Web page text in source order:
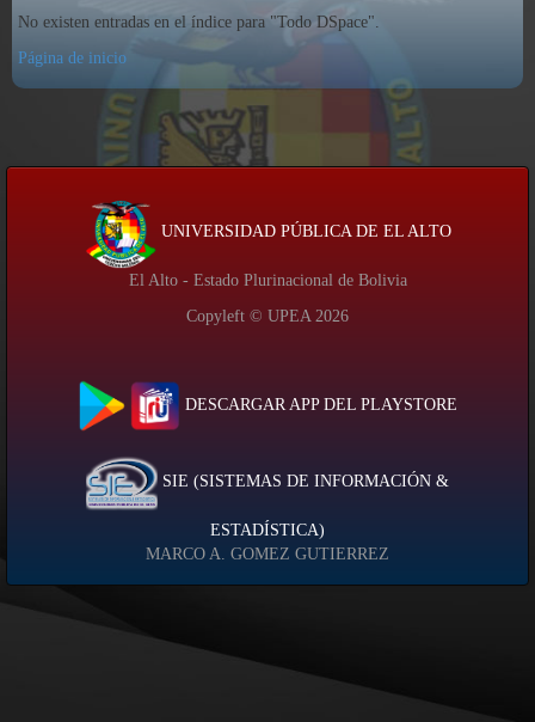
No existen entradas en el índice para "Todo DSpace".
Página de inicio
UNIVERSIDAD PÚBLICA DE EL ALTO
El Alto - Estado Plurinacional de Bolivia
Copyleft © UPEA 2026
DESCARGAR APP DEL PLAYSTORE
SIE (SISTEMAS DE INFORMACIÓN &
ESTADÍSTICA)
MARCO A. GOMEZ GUTIERREZ